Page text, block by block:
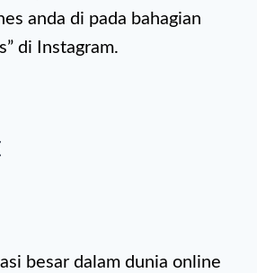
anda di pada bahagian
di Instagram.
besar dalam dunia online